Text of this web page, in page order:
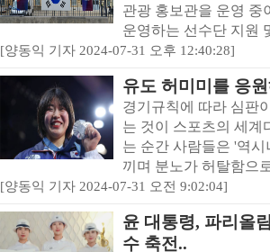
관광 홍보관을 운영 중
운영하는 선수단 지원
[양동익 기자 2024-07-31 오후 12:40:28]
유도 허미미를 응
경기규칙에 따라 심판
는 것이 스포츠의 세계
는 순간 사람들은 '역
끼며 분노가 허탈함으
[양동익 기자 2024-07-31 오전 9:02:04]
윤 대통령, 파리올
수 축전..